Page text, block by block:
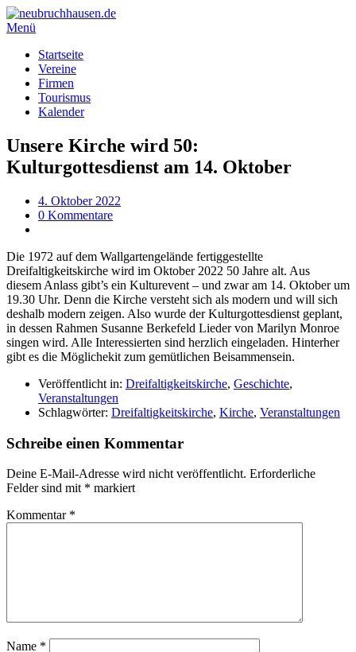
Menü
Startseite
Vereine
Firmen
Tourismus
Kalender
Unsere Kirche wird 50:
Kulturgottesdienst am 14. Oktober
4. Oktober 2022
0 Kommentare
Die 1972 auf dem Wallgartengelände fertiggestellte
Dreifaltigkeitskirche wird im Oktober 2022 50 Jahre alt. Aus
diesem Anlass gibt’s ein Kulturevent – und zwar am 14. Oktober um
19.30 Uhr. Denn die Kirche versteht sich als modern und will sich
deshalb modern zeigen. Also wurde der Kulturgottesdienst geplant,
in dessen Rahmen Susanne Berkefeld Lieder von Marilyn Monroe
singen wird. Alle Interessierten sind herzlich eingeladen. Hinterher
gibt es die Möglichekit zum gemütlichen Beisammensein.
Veröffentlicht in: Dreifaltigkeitskirche, Geschichte,
Veranstaltungen
Schlagwörter: Dreifaltigkeitskirche, Kirche, Veranstaltungen
Schreibe einen Kommentar
Deine E-Mail-Adresse wird nicht veröffentlicht. Erforderliche
Felder sind mit * markiert
Kommentar *
Name *